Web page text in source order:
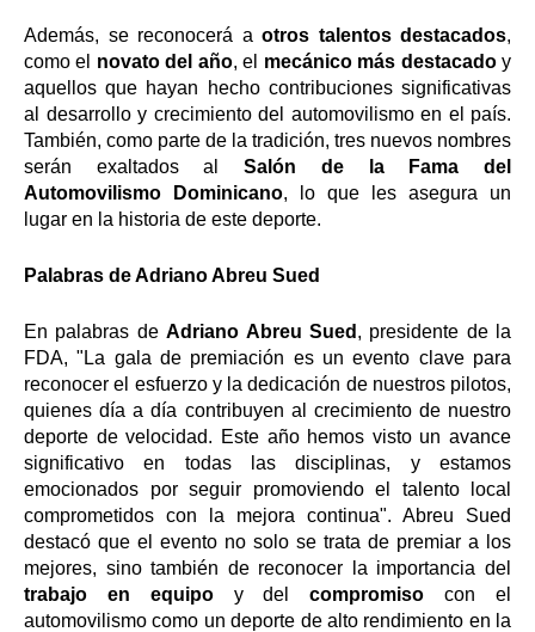
Además, se reconocerá a otros talentos destacados,
como el novato del año, el mecánico más destacadoy
aquellos que hayan hecho contribuciones significativas
al desarrollo y crecimiento del automovilismo en el país.
También, como parte de la tradición, tres nuevos nombres
serán exaltados alSalón de la Fama del
Automovilismo Dominicano, lo que les asegura un
lugar en la historia de este deporte.
Palabras de Adriano Abreu Sued
En palabras deAdriano Abreu Sued , presidente de la
FDA, "La gala de premiación es un evento clave para
reconocer el esfuerzo y la dedicación de nuestros pilotos,
quienes día a día contribuyen al crecimiento de nuestro
deporte de velocidad. Este año hemos visto un avance
significativo en todas las disciplinas, y estamos
emocionados por seguir promoviendo el talento local
comprometidos con la mejora continua". Abreu Sued
destacó que el evento no solo se trata de premiar a los
mejores, sino también de reconocer la importancia del
trabajo en equipoy delcompromiso con el
automovilismo como un deporte de alto rendimiento en la